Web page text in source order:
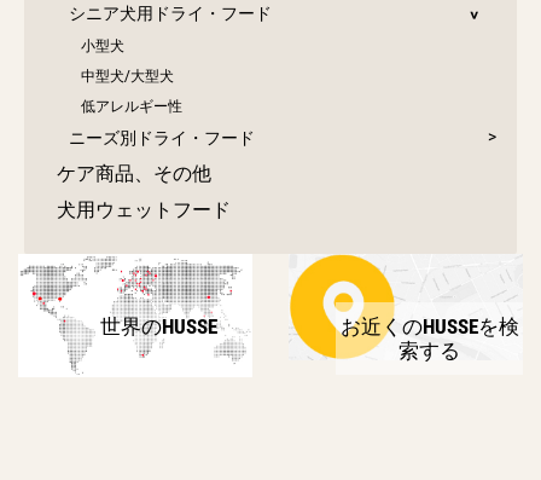
シニア犬用ドライ・フード
小型犬
中型犬/大型犬
低アレルギー性
ニーズ別ドライ・フード
ケア商品、その他
犬用ウェットフード
世界のHUSSE
お近くのHUSSEを検
索する